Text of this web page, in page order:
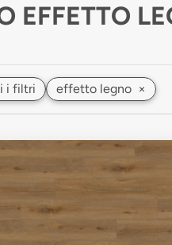
EFFETTO
i filtri effetto legno ×